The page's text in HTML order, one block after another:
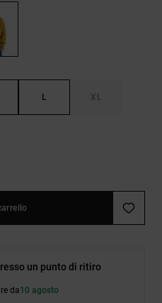
L XL
un punto di ritiro
da10 agosto